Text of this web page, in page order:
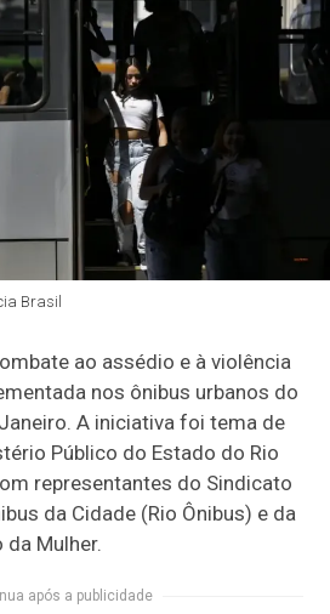
Brasil
ao assédio e à violência
nos ônibus urbanos do
A iniciativa foi tema de
Público do Estado do Rio
representantes do Sindicato
da Cidade (Rio Ônibus) e da
da Mulher.
após a publicidade